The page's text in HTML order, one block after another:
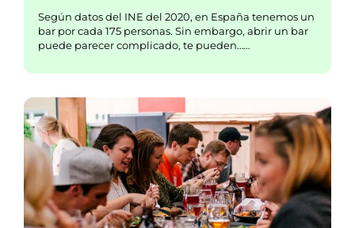
Según datos del INE del 2020, en España tenemos un
bar por cada 175 personas. Sin embargo, abrir un bar
puede parecer complicado, te pueden……